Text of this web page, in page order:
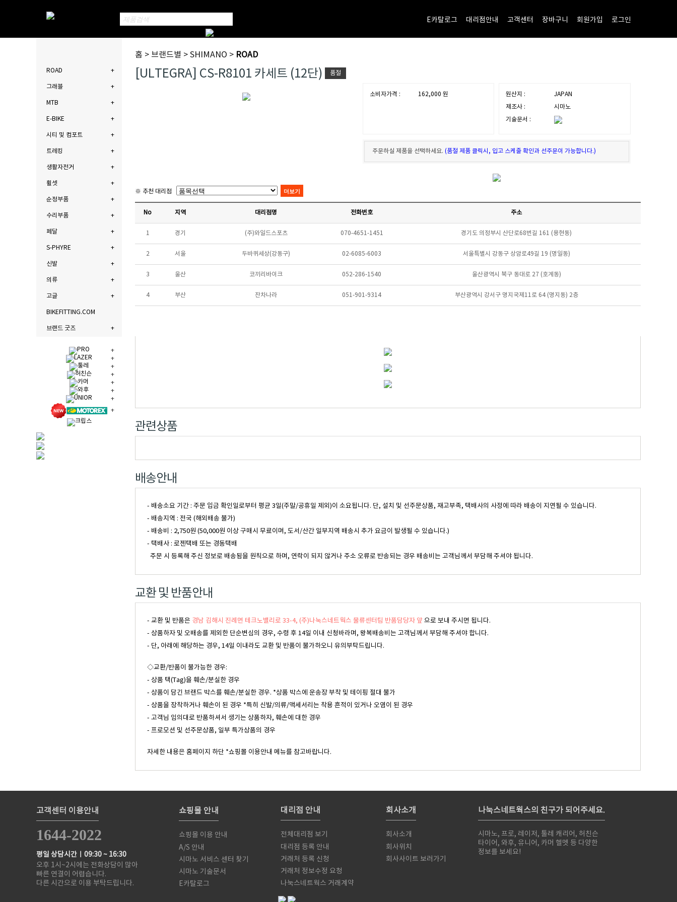
E카탈로그 대리점안내 고객센터 장바구니 회원가입 로그인
ROAD
그래블
MTB
E-BIKE
시티 및 컴포트
트레킹
생활자전거
휠셋
순정부품
수리부품
페달
S-PHYRE
신발
의류
고글
BIKEFITTING.COM
브랜드 굿즈
홈 > 브랜드별 > SHIMANO > ROAD
[ULTEGRA] CS-R8101 카세트 (12단) 품절
소비자가격 : 162,000 원 원산지 :
JAPAN
제조사 :
시마노
기술문서 :
주문하실 제품을 선택하세요. (품절 제품 클릭시, 입고 스케줄 확인과 선주문이 가능합니다.)
※ 추천 대리점
No 지역 대리점명 전화번호 주소
1 경기 (주)와일드스포츠 070-4651-1451 경기도 의정부시 산단로68번길 161 (용현동)
2 서울 두바퀴세상(강동구) 02-6085-6003 서울특별시 강동구 상암로49길 19 (명일동)
3 울산 코끼리바이크 052-286-1540 울산광역시 북구 동대로 27 (호계동)
4 부산 잔차나라 051-901-9314 부산광역시 강서구 명지국제11로 64 (명지동) 2층
관련상품
배송안내
- 배송소요 기간 : 주문 입금 확인일로부터 평균 3일(주말/공휴일 제외)이 소요됩니다. 단, 설치 및 선주문상품, 재고부족, 택배사의 사정에 따라 배송이 지연될 수 있습니다.
- 배송지역 : 전국 (해외배송 불가)
- 배송비 : 2,750원 (50,000원 이상 구매시 무료이며, 도서/산간 일부지역 배송시 추가 요금이 발생될 수 있습니다.)
- 택배사 : 로젠택배 또는 경동택배
주문 시 등록해 주신 정보로 배송됨을 원칙으로 하며, 연락이 되지 않거나 주소 오류로 반송되는 경우 배송비는 고객님께서 부담해 주셔야 됩니다.
교환 및 반품안내
- 교환 및 반품은 경남 김해시 진례면 테크노밸리로 33-4, (주)나눅스네트웍스 물류센터팀 반품담당자 앞 으로 보내 주시면 됩니다.
- 상품하자 및 오배송를 제외한 단순변심의 경우, 수령 후 14일 이내 신청바라며, 왕복배송비는 고객님께서 부담해 주셔야 합니다.
- 단, 아래에 해당하는 경우, 14일 이내라도 교환 및 반품이 불가하오니 유의부탁드립니다.
◇교환/반품이 불가능한 경우:
- 상품 택(Tag)을 훼손/분실한 경우
- 상품이 담긴 브랜드 박스를 훼손/분실한 경우. *상품 박스에 운송장 부착 및 테이핑 절대 불가
- 상품을 장착하거나 훼손이 된 경우 *특히 신발/의류/액세서리는 착용 흔적이 있거나 오염이 된 경우
- 고객님 임의대로 반품하셔서 생기는 상품하자, 훼손에 대한 경우
- 프로모션 및 선주문상품, 일부 특가상품의 경우
자세한 내용은 홈페이지 하단 *쇼핑몰 이용안내 메뉴를 참고바랍니다.
고객센터 이용안내
1644-2022
평일 상담시간ㅣ09:30 ~ 16:30
오후 1시~2시에는 전화상담이 많아
빠른 연결이 어렵습니다.
다른 시간으로 이용 부탁드립니다.
쇼핑몰 안내
쇼핑몰 이용 안내
A/S 안내
시마노 서비스 센터 찾기
시마노 기술문서
E카탈로그
대리점 안내
전체대리점 보기
대리점 등록 안내
거래처 등록 신청
거래처 정보수정 요청
나눅스네트웍스 거래계약
회사소개
회사소개
회사위치
회사사이트 보러가기
나눅스네트웍스의 친구가 되어주세요.
시마노, 프로, 레이저, 툴레 캐리어, 허친슨
타이어, 와후, 유니어, 카머 헬멧 등 다양한
정보를 보세요!